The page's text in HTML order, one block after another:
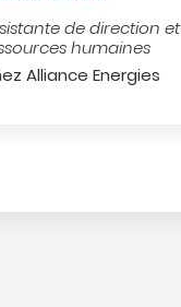
de direction et
humaines
Alliance Energies